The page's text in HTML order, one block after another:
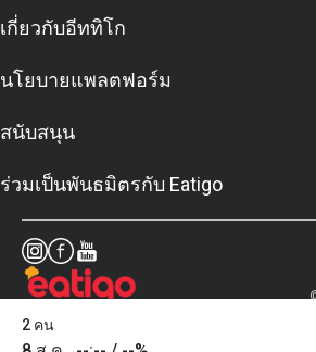
2 คน
เกี่ยวกับอีททิโก
นโยบายแพลตฟอร์ม
สนับสนุน
ร่วมเป็นพันธมิตรกับ Eatigo